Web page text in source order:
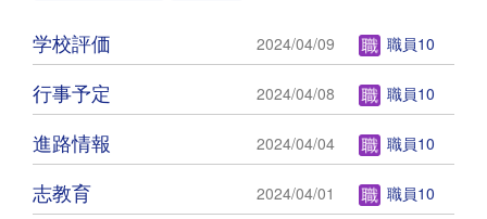
学校評価 2024/04/09 職員10
行事予定 2024/04/08 職員10
進路情報 2024/04/04 職員10
志教育 2024/04/01 職員10